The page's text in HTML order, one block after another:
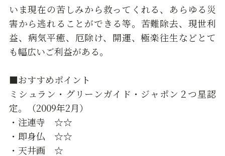
いま現在の苦しみから救ってくれる、あらゆる災
害から逃れることができる等。苦難除去、現世利
益、病気平癒、厄除け、開運、極楽往生などとて
も幅広いご利益がある。
■おすすめポイント
ミシュラン・グリーンガイド・ジャポン２つ星認
定。（2009年2月）
・注連寺 ☆☆
・即身仏 ☆☆
・天井画 ☆